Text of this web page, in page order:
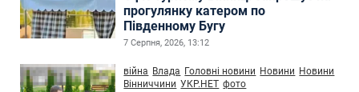
прогулянку катером по
Південному Бугу
7 Серпня, 2026, 13:12
війна Влада Головні новини Новини Новини
Вінниччини УКР.НЕТ фото